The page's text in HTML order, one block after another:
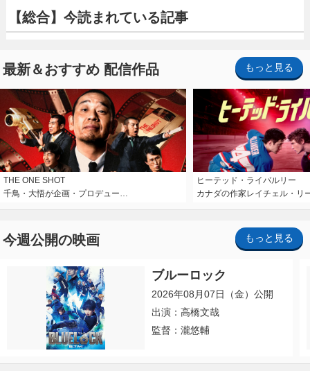
【総合】今読まれている記事
最新＆おすすめ 配信作品 もっと見る
THE ONE SHOT
千鳥・大悟が企画・プロデュー…
ヒーテッド・ライバルリー
カナダの作家レイチェル・リ
今週公開の映画 もっと見る
ブルーロック
2026年08月07日（金）公開
出演：高橋文哉
監督：瀧悠輔